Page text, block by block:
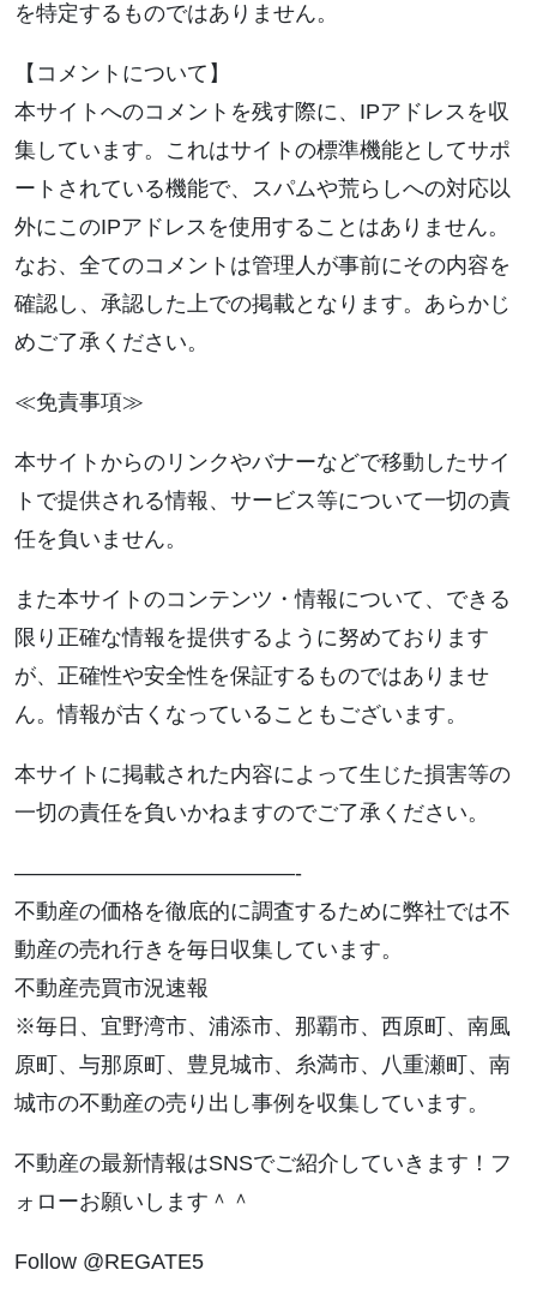
を特定するものではありません。
【コメントについて】
本サイトへのコメントを残す際に、IPアドレスを収
集しています。これはサイトの標準機能としてサポ
ートされている機能で、スパムや荒らしへの対応以
外にこのIPアドレスを使用することはありません。
なお、全てのコメントは管理人が事前にその内容を
確認し、承認した上での掲載となります。あらかじ
めご了承ください。
≪免責事項≫
本サイトからのリンクやバナーなどで移動したサイ
トで提供される情報、サービス等について一切の責
任を負いません。
また本サイトのコンテンツ・情報について、できる
限り正確な情報を提供するように努めております
が、正確性や安全性を保証するものではありませ
ん。情報が古くなっていることもございます。
本サイトに掲載された内容によって生じた損害等の
一切の責任を負いかねますのでご了承ください。
—————————————-
不動産の価格を徹底的に調査するために弊社では不
動産の売れ行きを毎日収集しています。
不動産売買市況速報
※毎日、宜野湾市、浦添市、那覇市、西原町、南風
原町、与那原町、豊見城市、糸満市、八重瀬町、南
城市の不動産の売り出し事例を収集しています。
不動産の最新情報はSNSでご紹介していきます！フ
ォローお願いします＾＾
Follow @REGATE5